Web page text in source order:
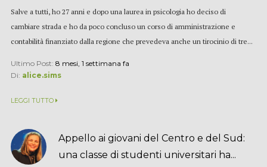
Salve a tutti, ho 27 anni e dopo una laurea in psicologia ho deciso di
cambiare strada e ho da poco concluso un corso di amministrazione e
contabilità finanziato dalla regione che prevedeva anche un tirocinio di tre...
Ultimo Post: 8 mesi, 1 settimana fa
Di: alice.sims
LEGGI TUTTO
Appello ai giovani del Centro e del Sud:
una classe di studenti universitari ha...